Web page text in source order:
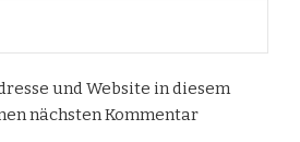
und Website in diesem
nächsten Kommentar